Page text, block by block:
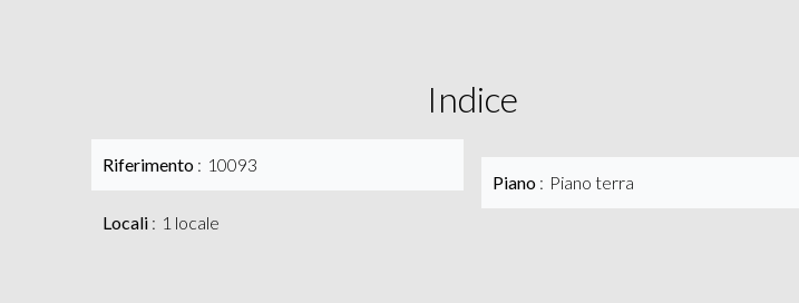
Indice
Riferimento 10093
Locali 1 locale
Piano Piano terra